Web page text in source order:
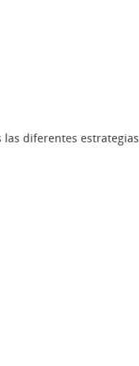
diferentes